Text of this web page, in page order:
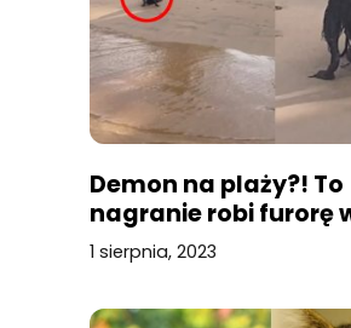
Demon na plaży?! To
nagranie robi furorę
1 sierpnia, 2023